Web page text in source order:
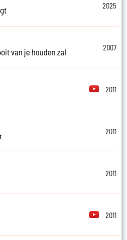
2025
van je houden zal
2007
2011
2011
2011
2011